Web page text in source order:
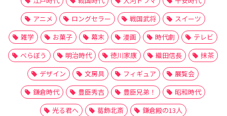
アニメ
ロングセラー 戦国武将
スイーツ
雑学
お菓子 幕末 漫画 時代劇
テレビ
べらぼう
明治時代 徳川家康 織田信長
抹茶
デザイン
文房具 フィギュア
展覧会
鎌倉時代
豊臣秀吉 豊臣兄弟！
昭和時代
光る君へ
葛飾北斎 鎌倉殿の13人